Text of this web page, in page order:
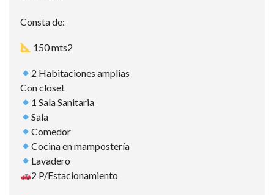
Consta de:
150 mts2
2 Habitaciones amplias
Con closet
1 Sala Sanitaria
Sala
Comedor
Cocina en mampostería
Lavadero
2 P/Estacionamiento